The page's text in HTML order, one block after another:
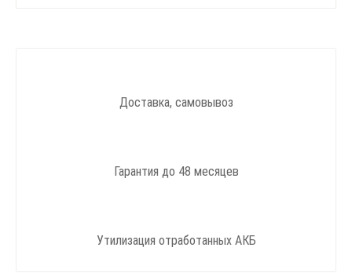
Доставка, самовывоз
Гарантия до 48 месяцев
Утилизация отработанных АКБ